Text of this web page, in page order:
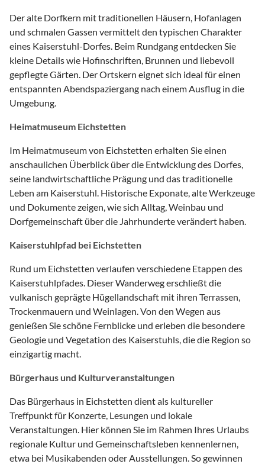
Der alte Dorfkern mit traditionellen Häusern, Hofanlagen
und schmalen Gassen vermittelt den typischen Charakter
eines Kaiserstuhl-Dorfes. Beim Rundgang entdecken Sie
kleine Details wie Hofinschriften, Brunnen und liebevoll
gepflegte Gärten. Der Ortskern eignet sich ideal für einen
entspannten Abendspaziergang nach einem Ausflug in die
Umgebung.
Heimatmuseum Eichstetten
Im Heimatmuseum von Eichstetten erhalten Sie einen
anschaulichen Überblick über die Entwicklung des Dorfes,
seine landwirtschaftliche Prägung und das traditionelle
Leben am Kaiserstuhl. Historische Exponate, alte Werkzeuge
und Dokumente zeigen, wie sich Alltag, Weinbau und
Dorfgemeinschaft über die Jahrhunderte verändert haben.
Kaiserstuhlpfad bei Eichstetten
Rund um Eichstetten verlaufen verschiedene Etappen des
Kaiserstuhlpfades. Dieser Wanderweg erschließt die
vulkanisch geprägte Hügellandschaft mit ihren Terrassen,
Trockenmauern und Weinlagen. Von den Wegen aus
genießen Sie schöne Fernblicke und erleben die besondere
Geologie und Vegetation des Kaiserstuhls, die die Region so
einzigartig macht.
Bürgerhaus und Kulturveranstaltungen
Das Bürgerhaus in Eichstetten dient als kultureller
Treffpunkt für Konzerte, Lesungen und lokale
Veranstaltungen. Hier können Sie im Rahmen Ihres Urlaubs
regionale Kultur und Gemeinschaftsleben kennenlernen,
etwa bei Musikabenden oder Ausstellungen. So gewinnen